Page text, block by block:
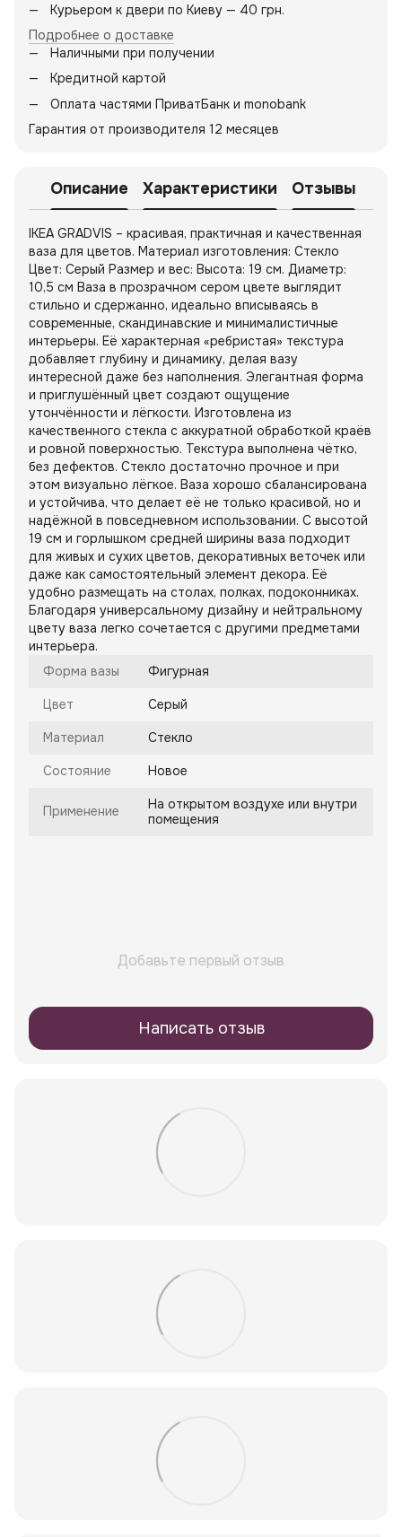
Курьером к двери по Киеву — 40 грн.
Подробнее о доставке
Наличными при получении
Кредитной картой
Оплата частями ПриватБанк и monobank
Гарантия от производителя 12 месяцев
Описание Характеристики Отзывы
IKEA GRADVIS – красивая, практичная и качественная
ваза для цветов. Материал изготовления: Стекло
Цвет: Серый Размер и вес: Высота: 19 см. Диаметр:
10,5 см Ваза в прозрачном сером цвете выглядит
стильно и сдержанно, идеально вписываясь в
современные, скандинавские и минималистичные
интерьеры. Её характерная «ребристая» текстура
добавляет глубину и динамику, делая вазу
интересной даже без наполнения. Элегантная форма
и приглушённый цвет создают ощущение
утончённости и лёгкости. Изготовлена из
качественного стекла с аккуратной обработкой краёв
и ровной поверхностью. Текстура выполнена чётко,
без дефектов. Стекло достаточно прочное и при
этом визуально лёгкое. Ваза хорошо сбалансирована
и устойчива, что делает её не только красивой, но и
надёжной в повседневном использовании. С высотой
19 см и горлышком средней ширины ваза подходит
для живых и сухих цветов, декоративных веточек или
даже как самостоятельный элемент декора. Её
удобно размещать на столах, полках, подоконниках.
Благодаря универсальному дизайну и нейтральному
цвету ваза легко сочетается с другими предметами
интерьера.
Форма вазы
Фигурная
Цвет Серый
Материал Стекло
Состояние Новое
Применение
На открытом воздухе или внутри
помещения
Добавьте первый отзыв
Написать отзыв